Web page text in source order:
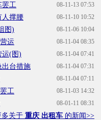
08-11-13 07:53
罢工
08-11-10 10:52
人撑腰
08-11-06 10:04
图)
08-11-04 08:35
运
08-11-04 07:41
运(图)
08-11-04 07:31
出台措施
08-11-04 07:11
08-11-03 14:32
工
08-01-11 08:31
多关于 重庆 出租车 的新闻>>